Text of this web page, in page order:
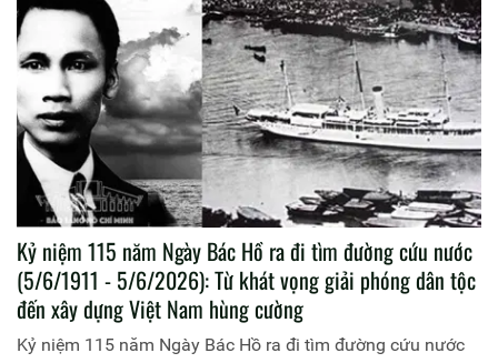
Kỷ niệm 115 năm Ngày Bác Hồ ra đi tìm đường cứu nước
(5/6/1911 - 5/6/2026): Từ khát vọng giải phóng dân tộc
đến xây dựng Việt Nam hùng cường
Kỷ niệm 115 năm Ngày Bác Hồ ra đi tìm đường cứu nước